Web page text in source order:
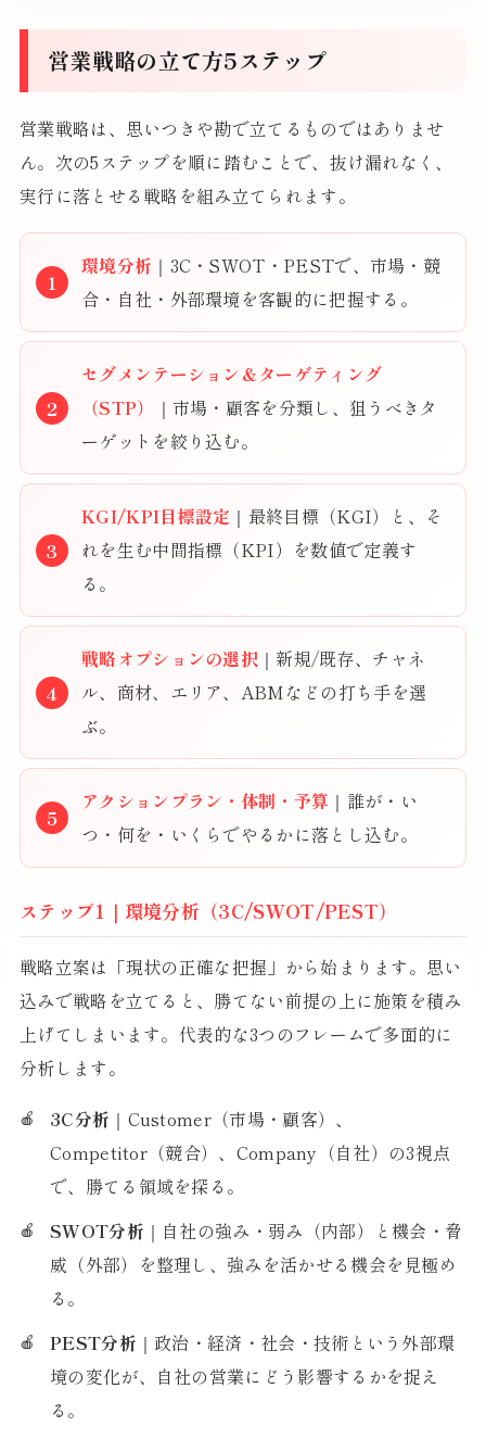
営業戦略の立て方5ステップ
営業戦略は、思いつきや勘で立てるものではありませ
ん。次の5ステップを順に踏むことで、抜け漏れなく、
実行に落とせる戦略を組み立てられます。
環境分析 ｜3C・SWOT・PESTで、市場・競
合・自社・外部環境を客観的に把握する。
セグメンテーション＆ターゲティング
（STP）
｜市場・顧客を分類し、狙うべきタ
ーゲットを絞り込む。
KGI/KPI目標設定 ｜最終目標（KGI）と、そ
れを生む中間指標（KPI）を数値で定義す
る。
戦略オプションの選択 ｜新規/既存、チャネ
ル、商材、エリア、ABMなどの打ち手を選
ぶ。
アクションプラン・体制・予算 ｜誰が・い
つ・何を・いくらでやるかに落とし込む。
ステップ1｜環境分析（3C/SWOT/PEST）
戦略立案は「現状の正確な把握」から始まります。思い
込みで戦略を立てると、勝てない前提の上に施策を積み
上げてしまいます。代表的な3つのフレームで多面的に
分析します。
3C分析 ｜Customer（市場・顧客）、
Competitor（競合）、Company（自社）の3視点
で、勝てる領域を探る。
SWOT分析 ｜自社の強み・弱み（内部）と機会・脅
威（外部）を整理し、強みを活かせる機会を見極め
る。
PEST分析 ｜政治・経済・社会・技術という外部環
境の変化が、自社の営業にどう影響するかを捉え
る。